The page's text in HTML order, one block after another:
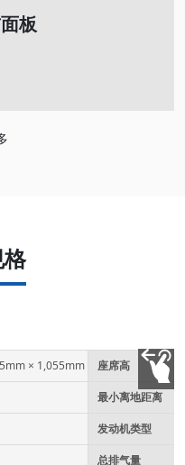
板
× 1,055mm 座席高
最小离地距离
发动机类型
总排气量